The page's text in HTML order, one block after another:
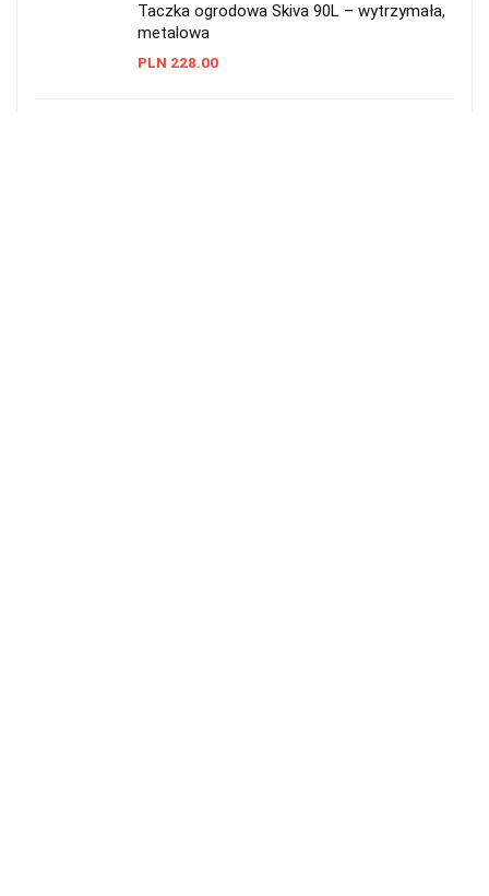
Taczka ogrodowa Skiva 90L – wytrzymała,
metalowa
PLN 228.00